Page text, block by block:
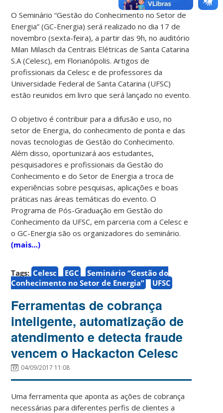
O Seminário “Gestão do Conhecimento no Setor de
Energia” (GC-Energia) será realizado no dia 17 de
novembro (sexta-feira), a partir das 9h, no auditório
Milan Milasch da Centrais Elétricas de Santa Catarina
S.A (Celesc), em Florianópolis. Artigos de
profissionais da Celesc e de professores da
Universidade Federal de Santa Catarina (UFSC)
estão reunidos em livro que será lançado no evento.
O objetivo é contribuir para a difusão e uso, no
setor de Energia, do conhecimento de ponta e das
novas tecnologias de Gestão do Conhecimento.
Além disso, oportunizará aos estudantes,
pesquisadores e profissionais da Gestão do
Conhecimento e do Setor de Energia a troca de
experiências sobre pesquisas, aplicações e boas
práticas nas áreas temáticas do evento. O
Programa de Pós-Graduação em Gestão do
Conhecimento da UFSC, em parceria com a Celesc e
o GC-Energia são os organizadores do seminário.
(mais…)
Tags: Celesc EGC
Seminário “Gestão do
Conhecimento no Setor de Energia”
UFSC
Ferramentas de cobrança
inteligente, automatização de
atendimento e detecta fraude
vencem o Hackacton Celesc
04/09/2017 11:08
Uma ferramenta que aponta as ações de cobrança
necessárias para diferentes perfis de clientes a